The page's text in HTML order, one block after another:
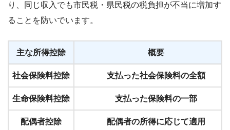
り、同じ収入でも市民税・県民税の税負担が不当に増加す
ることを防いでいます。
主な所得控除 概要
社会保険料控除 支払った社会保険料の全額
生命保険料控除 支払った保険料の一部
配偶者控除 配偶者の所得に応じて適用